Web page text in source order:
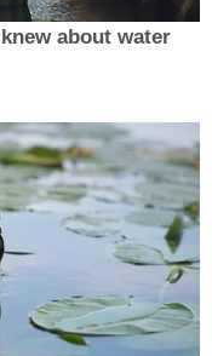
about water